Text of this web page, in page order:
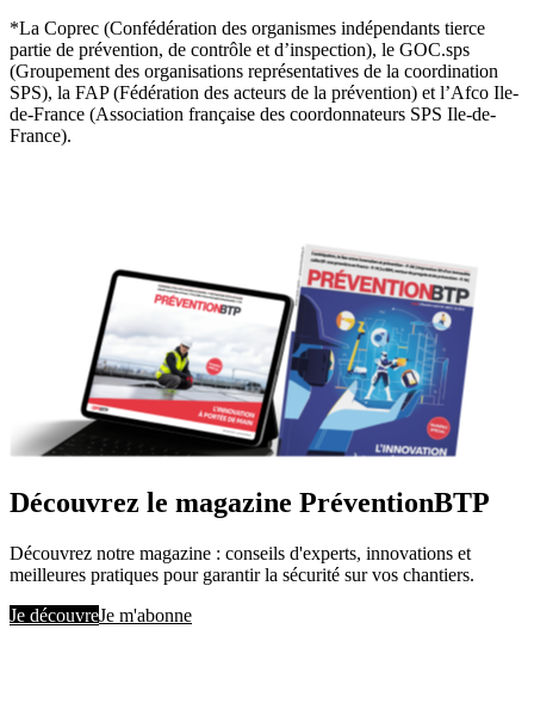
*La Coprec (Confédération des organismes indépendants tierce
partie de prévention, de contrôle et d’inspection), le GOC.sps
(Groupement des organisations représentatives de la coordination
SPS), la FAP (Fédération des acteurs de la prévention) et l’Afco Ile-
de-France (Association française des coordonnateurs SPS Ile-de-
France).
Découvrez le magazine PréventionBTP
Découvrez notre magazine : conseils d'experts, innovations et
meilleures pratiques pour garantir la sécurité sur vos chantiers.
Je découvreJe m'abonne